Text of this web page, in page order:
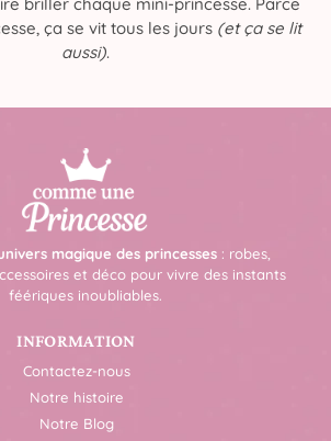
briller chaque mini-princesse. Parce
ça se vit tous les jours (et ça se lit
aussi).
magique des princesses: robes,
et déco pour vivre des instants
féériques inoubliables.
INFORMATION
Contactez-nous
Notre histoire
Notre Blog